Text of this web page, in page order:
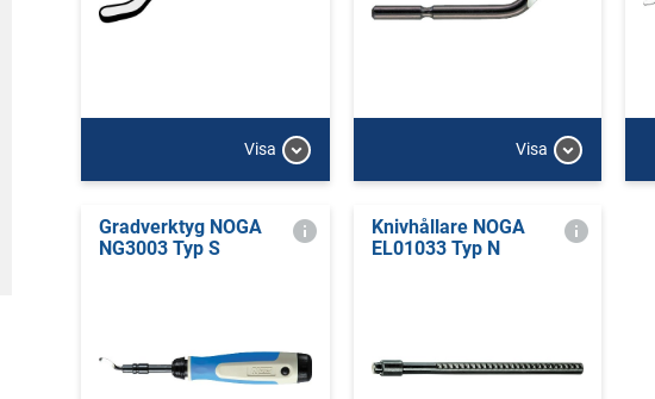
Visa Visa
Gradverktyg NOGA
NG3003 Typ S
Knivhållare NOGA
EL01033 Typ N